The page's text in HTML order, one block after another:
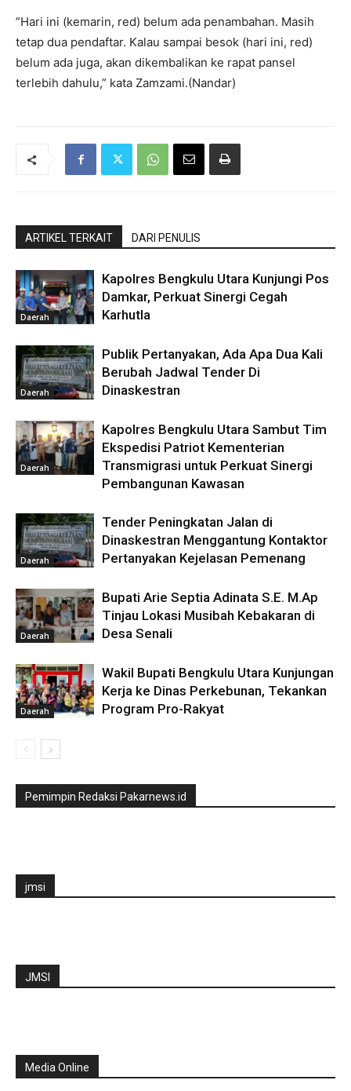
”Hari ini (kemarin, red) belum ada penambahan. Masih
tetap dua pendaftar. Kalau sampai besok (hari ini, red)
belum ada juga, akan dikembalikan ke rapat pansel
terlebih dahulu,” kata Zamzami.(Nandar)
ARTIKEL TERKAIT DARI PENULIS
Daerah
Kapolres Bengkulu Utara Kunjungi Pos
Damkar, Perkuat Sinergi Cegah
Karhutla
Daerah
Publik Pertanyakan, Ada Apa Dua Kali
Berubah Jadwal Tender Di
Dinaskestran
Daerah
Kapolres Bengkulu Utara Sambut Tim
Ekspedisi Patriot Kementerian
Transmigrasi untuk Perkuat Sinergi
Pembangunan Kawasan
Daerah
Tender Peningkatan Jalan di
Dinaskestran Menggantung Kontaktor
Pertanyakan Kejelasan Pemenang
Daerah
Bupati Arie Septia Adinata S.E. M.Ap
Tinjau Lokasi Musibah Kebakaran di
Desa Senali
Daerah
Wakil Bupati Bengkulu Utara Kunjungan
Kerja ke Dinas Perkebunan, Tekankan
Program Pro-Rakyat
Pemimpin Redaksi Pakarnews.id
jmsi
JMSI
Media Online